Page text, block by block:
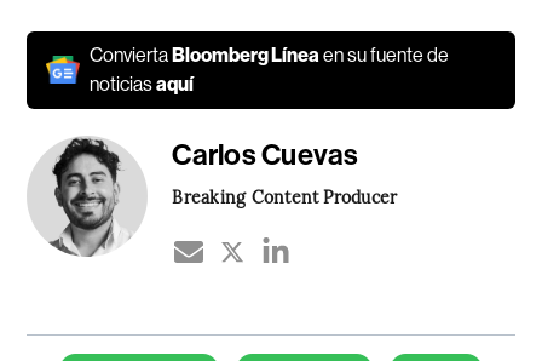
ConviertaBloomberg Línea en su fuente de
noticiasaquí
Carlos Cuevas
Breaking Content Producer